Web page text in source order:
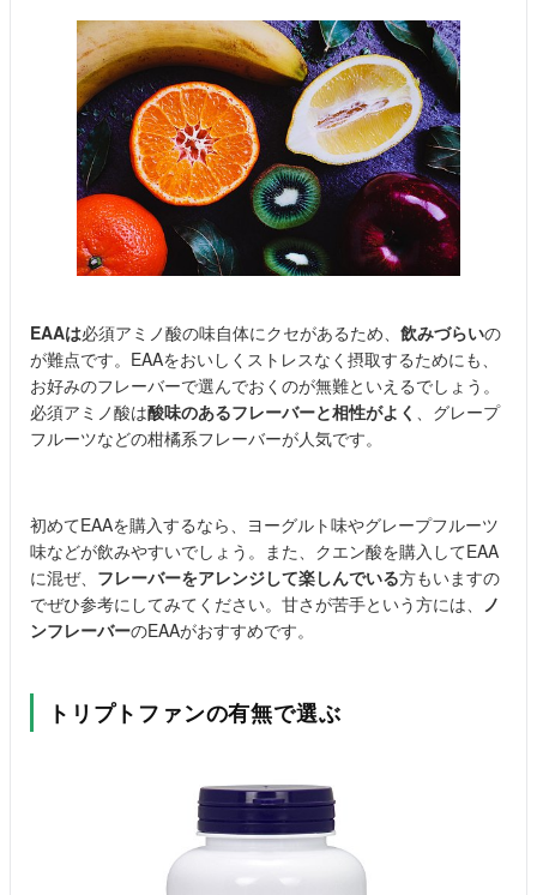
EAAは必須アミノ酸の味自体にクセがあるため、 飲みづらいの
が難点です。EAAをおいしくストレスなく摂取するためにも、
お好みのフレーバーで選んでおくのが無難といえるでしょう。
必須アミノ酸は酸味のあるフレーバーと相性がよく 、グレープ
フルーツなどの柑橘系フレーバーが人気です。
初めてEAAを購入するなら、ヨーグルト味やグレープフルーツ
味などが飲みやすいでしょう。また、クエン酸を購入してEAA
に混ぜ、 フレーバーをアレンジして楽しんでいる方もいますの
でぜひ参考にしてみてください。甘さが苦手という方には、 ノ
ンフレーバーのEAAがおすすめです。
トリプトファンの有無で選ぶ